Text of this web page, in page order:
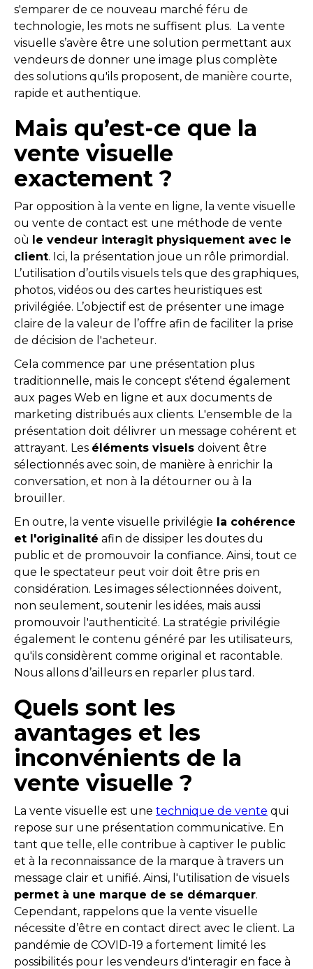
s'emparer de ce nouveau marché féru de
technologie, les mots ne suffisent plus. La vente
visuelle s’avère être une solution permettant aux
vendeurs de donner une image plus complète
des solutions qu'ils proposent, de manière courte,
rapide et authentique.
Mais qu’est-ce que la
vente visuelle
exactement ?
Par opposition à la vente en ligne, la vente visuelle
ou vente de contact est une méthode de vente
où le vendeur interagit physiquement avec le
client. Ici, la présentation joue un rôle primordial.
L’utilisation d’outils visuels tels que des graphiques,
photos, vidéos ou des cartes heuristiques est
privilégiée. L’objectif est de présenter une image
claire de la valeur de l’offre afin de faciliter la prise
de décision de l'acheteur.
Cela commence par une présentation plus
traditionnelle, mais le concept s'étend également
aux pages Web en ligne et aux documents de
marketing distribués aux clients. L'ensemble de la
présentation doit délivrer un message cohérent et
attrayant. Les éléments visuels doivent être
sélectionnés avec soin, de manière à enrichir la
conversation, et non à la détourner ou à la
brouiller.
En outre, la vente visuelle privilégie la cohérence
et l'originalité afin de dissiper les doutes du
public et de promouvoir la confiance. Ainsi, tout ce
que le spectateur peut voir doit être pris en
considération. Les images sélectionnées doivent,
non seulement, soutenir les idées, mais aussi
promouvoir l'authenticité. La stratégie privilégie
également le contenu généré par les utilisateurs,
qu'ils considèrent comme original et racontable.
Nous allons d’ailleurs en reparler plus tard.
Quels sont les
avantages et les
inconvénients de la
vente visuelle ?
La vente visuelle est une technique de vente qui
repose sur une présentation communicative. En
tant que telle, elle contribue à captiver le public
et à la reconnaissance de la marque à travers un
message clair et unifié. Ainsi, l'utilisation de visuels
permet à une marque de se démarquer.
Cependant, rappelons que la vente visuelle
nécessite d’être en contact direct avec le client. La
pandémie de COVID-19 a fortement limité les
possibilités pour les vendeurs d'interagir en face à